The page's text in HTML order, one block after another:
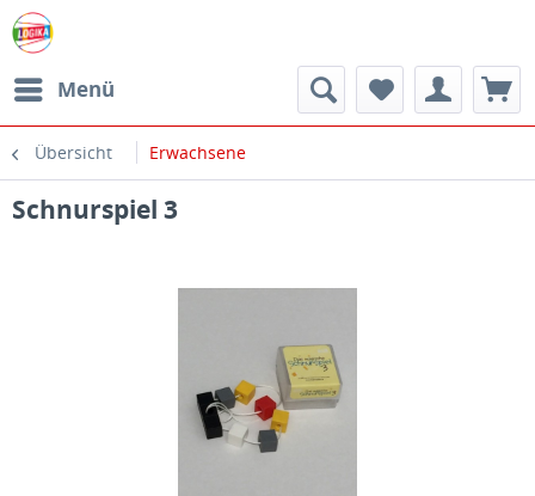
Menü
Übersicht Erwachsene
Schnurspiel 3